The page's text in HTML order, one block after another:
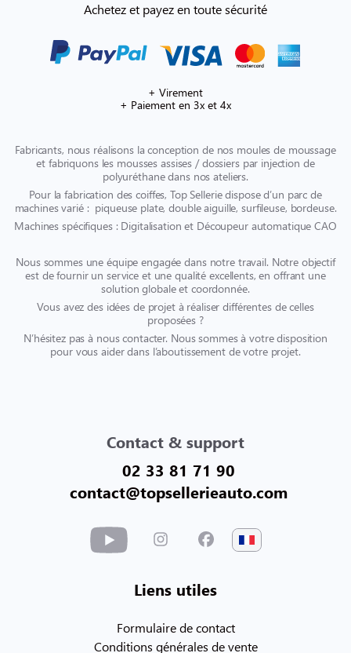
Achetez et payez en toute sécurité
+ Virement
+ Paiement en 3x et 4x
Fabricants, nous réalisons la conception de nos moules de moussage
et fabriquons les mousses assises / dossiers par injection de
polyuréthane dans nos ateliers.
Pour la fabrication des coiffes, Top Sellerie dispose d’un parc de
machines varié : piqueuse plate, double aiguille, surfileuse, bordeuse.
Machines spécifiques : Digitalisation et Découpeur automatique CAO
Nous sommes une équipe engagée dans notre travail. Notre objectif
est de fournir un service et une qualité excellents, en offrant une
solution globale et coordonnée.
Vous avez des idées de projet à réaliser différentes de celles
proposées ?
N’hésitez pas à nous contacter. Nous sommes à votre disposition
pour vous aider dans l’aboutissement de votre projet.
Contact & support
02 33 81 71 90
contact@topsellerieauto.com
Liens utiles
Formulaire de contact
Conditions générales de vente